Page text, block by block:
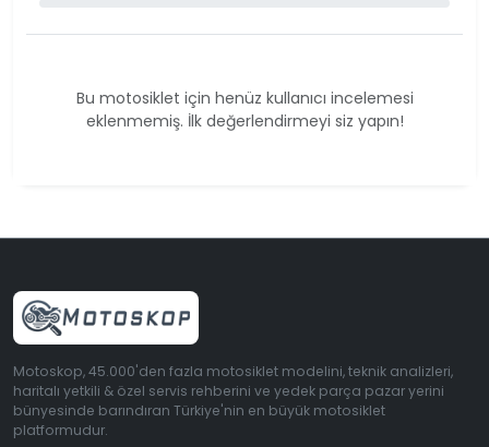
Bu motosiklet için henüz kullanıcı incelemesi
eklenmemiş. İlk değerlendirmeyi siz yapın!
Motoskop, 45.000'den fazla motosiklet modelini, teknik analizleri,
haritalı yetkili & özel servis rehberini ve yedek parça pazar yerini
bünyesinde barındıran Türkiye'nin en büyük motosiklet
platformudur.